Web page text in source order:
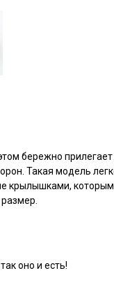
бережно
Такая модель
размер.
оно и есть!